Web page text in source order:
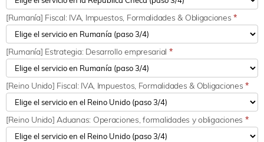
[Rumanía] Fiscal: IVA, Impuestos, Formalidades & Obligaciones*
[Rumanía] Estrategia: Desarrollo empresarial *
[Reino Unido] Fiscal: IVA, Impuestos, Formalidades & Obligaciones*
[Reino Unido] Aduanas: Operaciones, formalidades y obligaciones *